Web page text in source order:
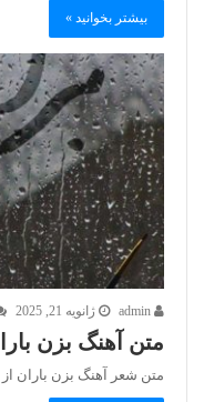
بیشتر بخوانید »
ژانویه 21, 2025
متن آهنگ بزن
متن شعر آهنگ بزن باران از